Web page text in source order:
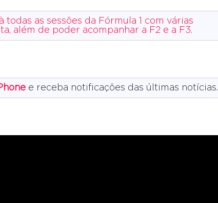
todas as sessões da Fórmula 1 com várias
além de poder acompanhar a F2 e a F3.
e receba notificações das últimas notícias.